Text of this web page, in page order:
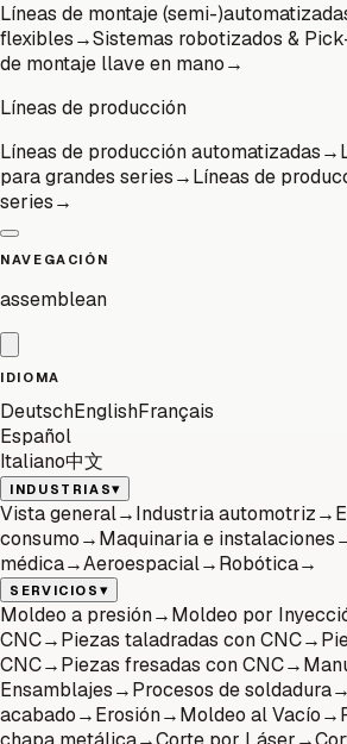
Líneas de montaje (semi-
flexibles→Sistemas robotizados &
de montaje llave en mano→
Líneas de producción
Líneas de producción automatizadas→
para grandes series→Líneas de
series→
NAVEGACIÓN
assemblean
IDIOMA
DeutschEnglishFrançais
Español
Italiano中文
INDUSTRIAS▾
Vista general→Industria automotriz→
consumo→Maquinaria e instalaciones
médica→Aeroespacial→Robótica→
SERVICIOS ▾
Moldeo a presión→Moldeo por
CNC→Piezas taladradas con CNC→
CNC→Piezas fresadas con CNC→
Ensamblajes→Procesos de soldadura→
acabado→Erosión→Moldeo al Vacío→